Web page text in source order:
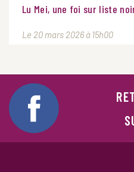
Lu Mei, une foi sur liste
Le 20 mars 2026 à 15h00